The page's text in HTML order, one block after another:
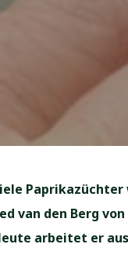
van den Berg
arbeitet er